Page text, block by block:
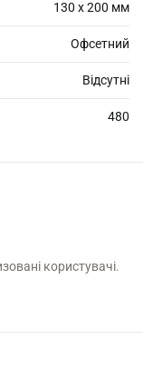
130 х 200 мм
Офсетний
Відсутні
480
користувачі.